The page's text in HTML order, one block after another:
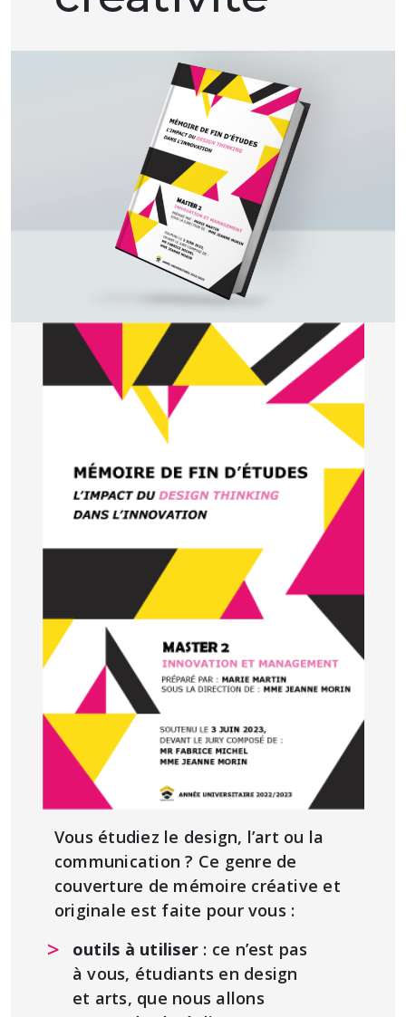
Vous étudiez le design, l’art ou la
communication ? Ce genre de
couverture de mémoire créative et
originale est faite pour vous :
outils à utiliser : ce n’est pas
à vous, étudiants en design
et arts, que nous allons